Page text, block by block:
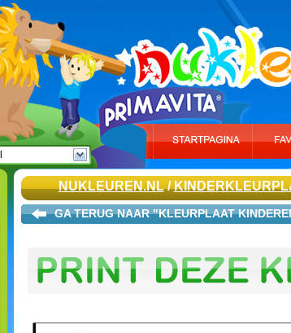
NUKLEUREN.NL/
GA TERUG NAAR "KLEURPLAAT